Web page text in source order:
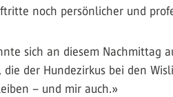
noch persönlicher und
sich an diesem Nachmittag
die der Hundezirkus bei den
– und mir auch.»